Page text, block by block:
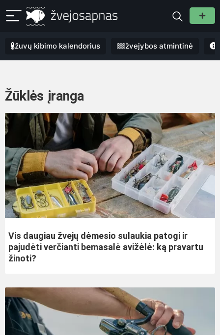
žuvų kibimo kalendorius žvejybos atmintinė
Žūklės įranga
Vis daugiau žvejų dėmesio sulaukia patogi ir
pajudėti verčianti bemasalė avižėlė: ką pravartu
žinoti?